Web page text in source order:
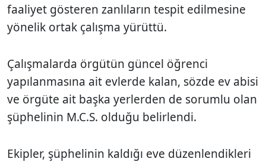
faaliyet gösteren zanlıların tespit edilmesine
yönelik ortak çalışma yürüttü.
Çalışmalarda örgütün güncel öğrenci
yapılanmasına ait evlerde kalan, sözde ev abisi
ve örgüte ait başka yerlerden de sorumlu olan
şüphelinin M.C.S. olduğu belirlendi.
Ekipler, şüphelinin kaldığı eve düzenlendikleri